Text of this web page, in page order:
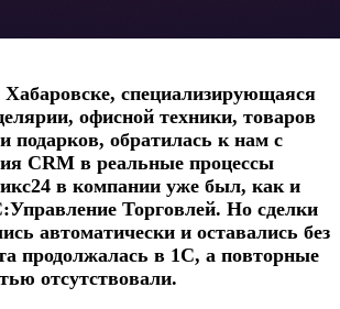
Хабаровске, специализирующаяся
офисной техники, товаров
подарков, обратилась к нам с
CRM в реальные процессы
в компании уже был, как и
Торговлей. Но сделки
автоматически и оставались без
продолжалась в 1С, а повторные
отсутствовали.